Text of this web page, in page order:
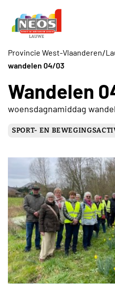
Provincie West-Vlaanderen/
wandelen 04/03
Wandelen
woensdagnamiddag
SPORT- EN